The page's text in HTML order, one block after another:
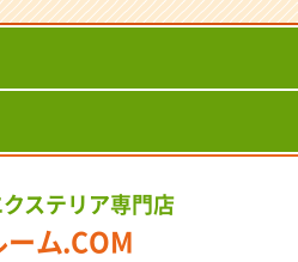
ステリア専門店
ム.COM